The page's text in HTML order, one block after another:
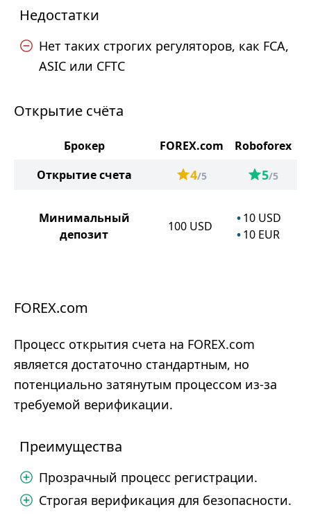
Недостатки
Нет таких строгих регуляторов, как FCA,
ASIC или CFTC
Открытие счёта
Брокер FOREX.com
Roboforex
Открытие счета
4/5 5/5
Минимальный
депозит
100 USD
10 USD
10 EUR
FOREX.com
Процесс открытия счета на FOREX.com
является достаточно стандартным, но
потенциально затянутым процессом из-за
требуемой верификации.
Преимущества
Прозрачный процесс регистрации.
Строгая верификация для безопасности.